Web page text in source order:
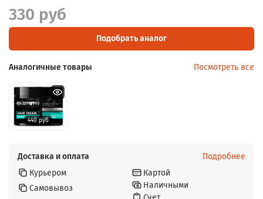
330 руб
Подобрать аналог
Аналогичные товары Посмотреть все
440 руб
Доставка и оплата
Подробнее
Курьером
Самовывоз
Картой
Наличными